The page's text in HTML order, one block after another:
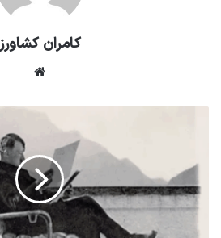
کامران کشاورز